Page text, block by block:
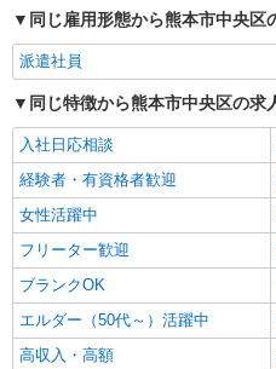
同じ雇用形態から熊本市中央区
派遣社員
同じ特徴から熊本市中央区の求
入社日応相談
経験者・有資格者歓迎
女性活躍中
フリーター歓迎
ブランクOK
エルダー（50代～）活躍中
高収入・高額